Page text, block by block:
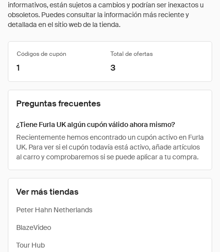
informativos, están sujetos a cambios y podrían ser inexactos u
obsoletos. Puedes consultar la información más reciente y
detallada en el sitio web de la tienda.
Ver más tiendas
Peter Hahn Netherlands
BlazeVideo
Tour Hub
Códigos de cupón Total de ofertas
1 3
Preguntas frecuentes
¿Tiene Furla UK algún cupón válido ahora mismo?
Recientemente hemos encontrado un cupón activo en Furla
UK. Para ver si el cupón todavía está activo, añade artículos
al carro y comprobaremos si se puede aplicar a tu compra.